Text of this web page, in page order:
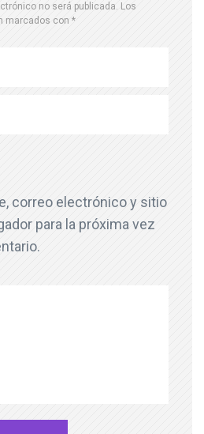
no será publicada. Los
marcados con *
correo electrónico y sitio
para la próxima vez